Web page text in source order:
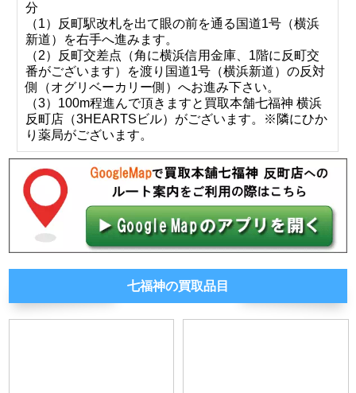
分
（1）反町駅改札を出て眼の前を通る国道1号（横浜
新道）を右手へ進みます。
（2）反町交差点（角に横浜信用金庫、1階に反町交
番がございます）を渡り国道1号（横浜新道）の反対
側（オグリベーカリー側）へお進み下さい。
（3）100m程進んで頂きますと買取本舗七福神 横浜
反町店（3HEARTSビル）がございます。※隣にひか
り薬局がございます。
七福神の買取品目